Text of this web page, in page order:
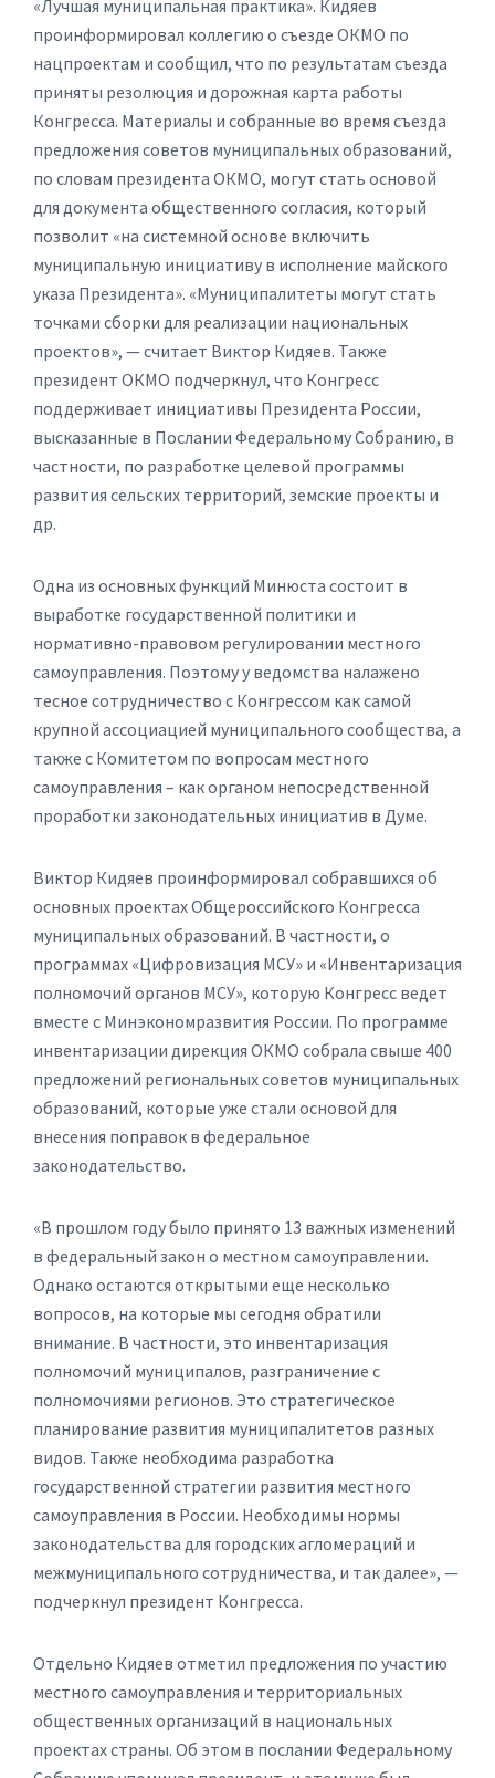
«Лучшая муниципальная практика». Кидяев
проинформировал коллегию о съезде ОКМО по
нацпроектам и сообщил, что по результатам съезда
приняты резолюция и дорожная карта работы
Конгресса. Материалы и собранные во время съезда
предложения советов муниципальных образований,
по словам президента ОКМО, могут стать основой
для документа общественного согласия, который
позволит «на системной основе включить
муниципальную инициативу в исполнение майского
указа Президента». «Муниципалитеты могут стать
точками сборки для реализации национальных
проектов», — считает Виктор Кидяев. Также
президент ОКМО подчеркнул, что Конгресс
поддерживает инициативы Президента России,
высказанные в Послании Федеральному Собранию, в
частности, по разработке целевой программы
развития сельских территорий, земские проекты и
др.
Одна из основных функций Минюста состоит в
выработке государственной политики и
нормативно-правовом регулировании местного
самоуправления. Поэтому у ведомства налажено
тесное сотрудничество с Конгрессом как самой
крупной ассоциацией муниципального сообщества, а
также с Комитетом по вопросам местного
самоуправления – как органом непосредственной
проработки законодательных инициатив в Думе.
Виктор Кидяев проинформировал собравшихся об
основных проектах Общероссийского Конгресса
муниципальных образований. В частности, о
программах «Цифровизация МСУ» и «Инвентаризация
полномочий органов МСУ», которую Конгресс ведет
вместе с Минэкономразвития России. По программе
инвентаризации дирекция ОКМО собрала свыше 400
предложений региональных советов муниципальных
образований, которые уже стали основой для
внесения поправок в федеральное
законодательство.
«В прошлом году было принято 13 важных изменений
в федеральный закон о местном самоуправлении.
Однако остаются открытыми еще несколько
вопросов, на которые мы сегодня обратили
внимание. В частности, это инвентаризация
полномочий муниципалов, разграничение с
полномочиями регионов. Это стратегическое
планирование развития муниципалитетов разных
видов. Также необходима разработка
государственной стратегии развития местного
самоуправления в России. Необходимы нормы
законодательства для городских агломераций и
межмуниципального сотрудничества, и так далее», —
подчеркнул президент Конгресса.
Отдельно Кидяев отметил предложения по участию
местного самоуправления и территориальных
общественных организаций в национальных
проектах страны. Об этом в послании Федеральному